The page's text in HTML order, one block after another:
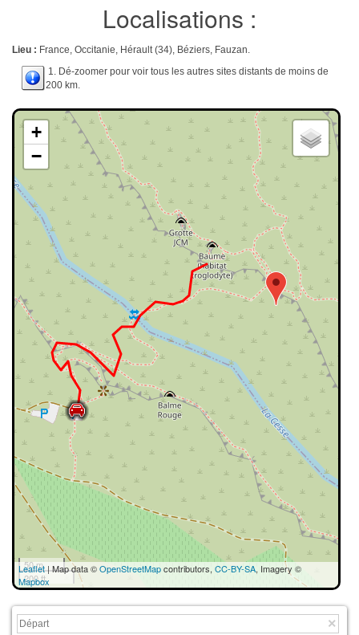
Localisations :
Lieu : France, Occitanie, Hérault (34), Béziers, Fauzan.
1. Dé-zoomer pour voir tous les autres sites distants de moins de
200 km.
+
−
50 m
200 ft
Leaflet| Map data ©OpenStreetMapcontributors, CC-BY-SA, Imagery ©
Mapbox